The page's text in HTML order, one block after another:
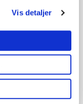
Vis detaljer
5,14 DKK